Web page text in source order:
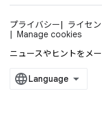
プライバシー ライセ
Manage cookies
ニュースやヒントをメ